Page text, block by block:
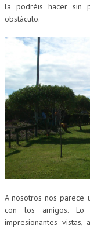
la podréis hacer sin
obstáculo.
A nosotros nos
con los amigos.
impresionantes vistas,